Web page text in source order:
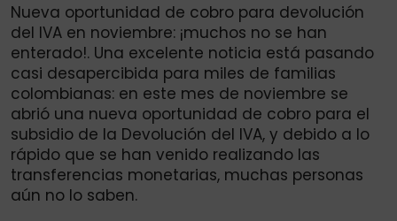
Nueva oportunidad de cobro para devolución
del IVA en noviembre: ¡muchos no se han
enterado!. Una excelente noticia está pasando
casi desapercibida para miles de familias
colombianas: en este mes de noviembre se
abrió una nueva oportunidad de cobro para el
subsidio de la Devolución del IVA, y debido a lo
rápido que se han venido realizando las
transferencias monetarias, muchas personas
aún no lo saben.